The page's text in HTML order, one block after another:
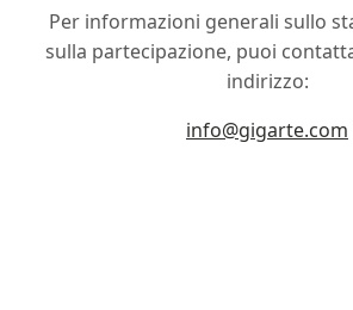
Per informazioni generali sullo
sulla partecipazione, puoi
indirizzo:
info@gigarte.com